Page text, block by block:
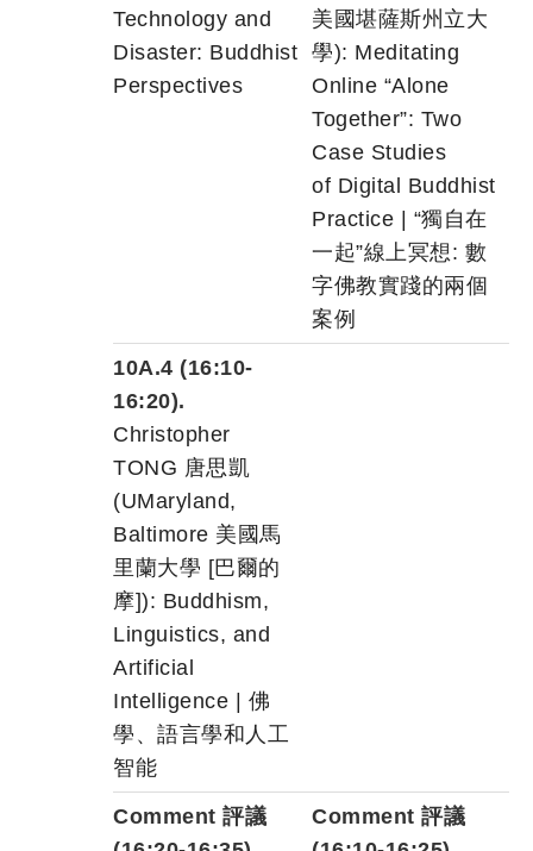
Technology and
Disaster: Buddhist
Perspectives
美國堪薩斯州立大
學): Meditating
Online “Alone
Together”: Two
Case Studies
of Digital Buddhist
Practice | “獨自在
一起”線上冥想: 數
字佛教實踐的兩個
案例
10A.4 (16:10-
16:20).
Christopher
TONG 唐思凱
(UMaryland,
Baltimore 美國馬
里蘭大學 [巴爾的
摩]): Buddhism,
Linguistics, and
Artificial
Intelligence | 佛
學、語言學和人工
智能
Comment 評議
Comment 評議